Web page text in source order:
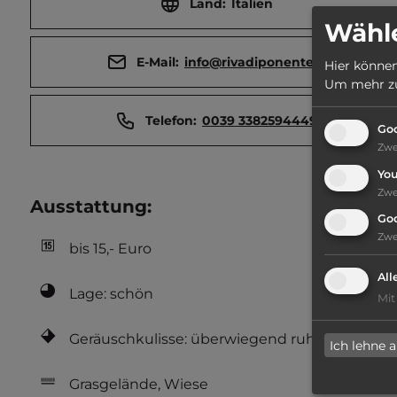
E-Mail: info@rivadiponente.it
Telefon: 0039 3382594449
Ausstattung:
bis 15,- Euro
Lage: schön
Geräuschkulisse: überwiegend ruhig
Grasgelände, Wiese
Hier
Um mehr
Ich lehne